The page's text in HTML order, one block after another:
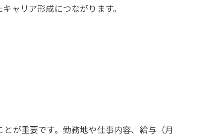
ャリア形成につながります。
が重要です。勤務地や仕事内容、給与（月